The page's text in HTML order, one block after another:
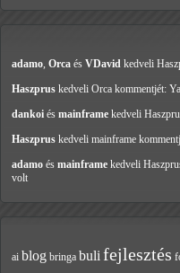
adamo, Orca és VDavid kedveli
Haszprus kedveli Orca kommentjét:
dankoi és mainframe kedveli
Haszprus kedveli mainframe
adamo és mainframe kedveli
volt
ai blog bringa buli fejlesztés